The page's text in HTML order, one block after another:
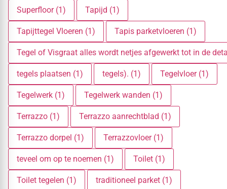
Superfloor (1) Tapijd (1)
Tapijttegel Vloeren (1) Tapis parketvloeren (1)
Tegel of Visgraat alles wordt netjes afgewerkt tot in de
tegels plaatsen (1) tegels). (1) Tegelvloer (1)
Tegelwerk (1) Tegelwerk wanden (1)
Terrazzo (1) Terrazzo aanrechtblad (1)
Terrazzo dorpel (1) Terrazzovloer (1)
teveel om op te noemen (1) Toilet (1)
Toilet tegelen (1) traditioneel parket (1)